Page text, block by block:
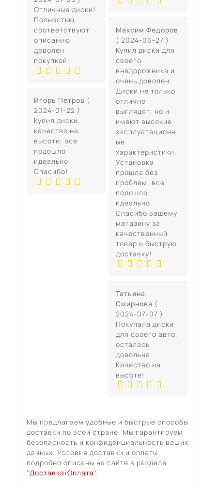
Отличные диски!
Полностью
соответствуют
описанию,
доволен
покупкой.
Игорь Петров (
2024-01-22 )
Купил диски,
качество на
высоте, все
подошло
идеально.
Спасибо!
Максим Федоров
( 2024-06-27 )
Купил диски для
своего
внедорожника и
очень доволен.
Диски не только
отлично
выглядят, но и
имеют высокие
эксплуатационн
ые
характеристики.
Установка
прошла без
проблем, все
подошло
идеально.
Спасибо вашему
магазину за
качественный
товар и быструю
доставку!
Татьяна
Смирнова (
2024-07-07 )
Покупала диски
для своего авто,
осталась
довольна.
Качество на
высоте!
Мы предлагаем удобные и быстрые способы
доставки по всей стране. Мы гарантируем
безопасность и конфиденциальность ваших
данных. Условия доставки и оплаты
подробно описаны на сайте в разделе
"Доставка/Оплата".